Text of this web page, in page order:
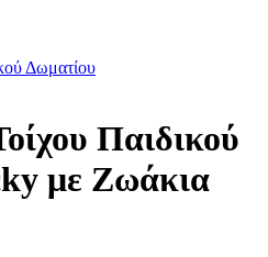
Δωματίου
Παιδικού
με Ζωάκια